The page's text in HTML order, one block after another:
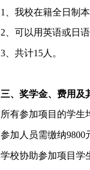
1 、我校在籍全日制
2 、可以用英语或日
3 共计15人。
三、奖学金、费用及
所有参加项目的学生
参加人员需缴纳9800
学校协助参加项目学